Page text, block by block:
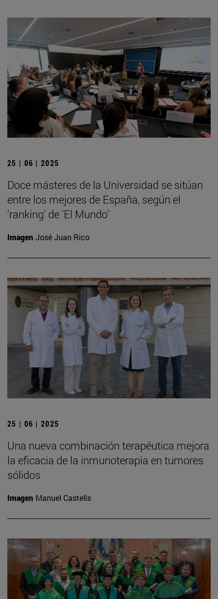
25 | 06 | 2025
Doce másteres de la Universidad se sitúan
entre los mejores de España, según el
'ranking' de 'El Mundo'
Imagen José Juan Rico
25 | 06 | 2025
Una nueva combinación terapéutica mejora
la eficacia de la inmunoterapia en tumores
sólidos
Imagen Manuel Castells